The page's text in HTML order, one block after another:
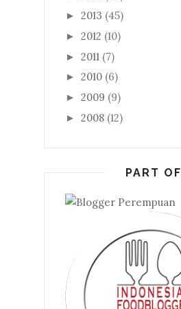
► 2013 (45)
► 2012 (10)
► 2011 (7)
► 2010 (6)
► 2009 (9)
► 2008 (12)
PART OF